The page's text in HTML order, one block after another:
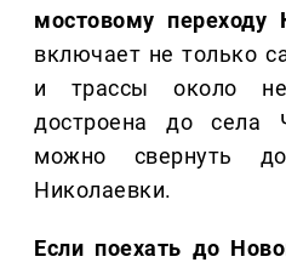
мостовому переходу
включает не только
и трассы около
достроена до села
можно свернуть
Николаевки.
Если поехать до